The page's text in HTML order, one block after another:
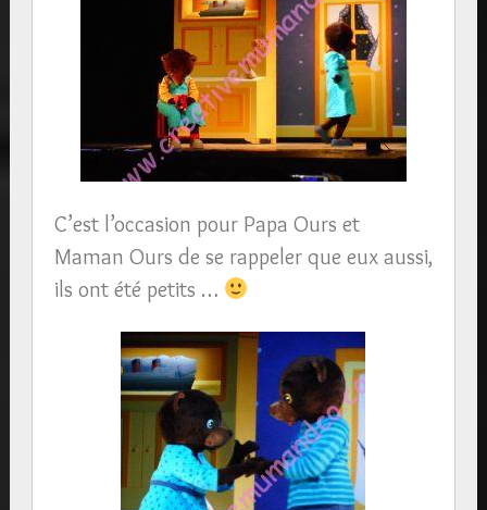
C’est l’occasion pour Papa Ours et
Maman Ours de se rappeler que eux aussi,
ils ont été petits …